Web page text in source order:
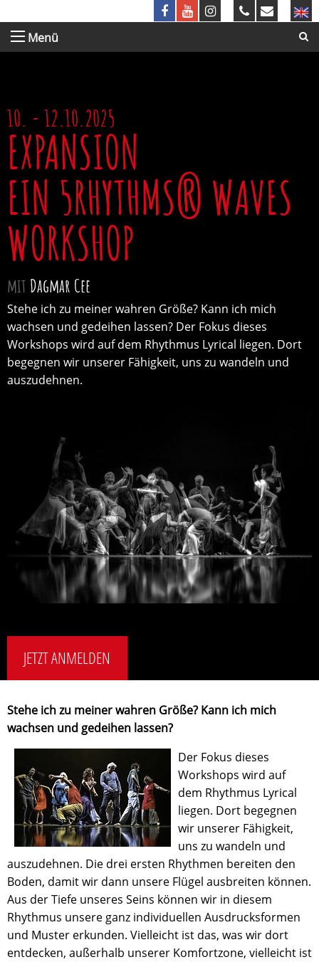
Menü
10. - 12.10.2025
EXPANSION
EIN 5RHYTHMS® WAVES
WORKSHOP
mit Dagmar Cee
Stehe ich zu meiner wahren Größe? Kann ich mich
wachsen und gedeihen lassen? Der Fokus dieses
Workshops wird auf dem Rhythmus Lyrical liegen. Dort
begegnen wir unserer Fähigkeit, uns zu wandeln und
auszudehnen.
JETZT ANMELDEN
Stehe ich zu meiner wahren Größe? Kann ich mich
wachsen und gedeihen lassen?
Der Fokus dieses
Workshops wird auf
dem Rhythmus Lyrical
liegen. Dort begegnen
wir unserer Fähigkeit,
uns zu wandeln und
auszudehnen. Die drei ersten Rhythmen bereiten den
Boden, damit wir dann unsere Flügel ausbreiten können.
Aus der Tiefe unseres Seins können wir in diesem
Rhythmus unsere ganz individuellen Ausdrucksformen
und Muster erkunden. Vielleicht ist das, was wir dort
entdecken, außerhalb unserer Komfortzone, vielleicht ist